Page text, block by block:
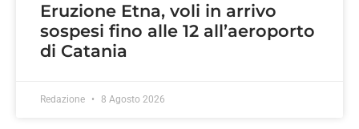
Eruzione Etna, voli in arrivo
sospesi fino alle 12 all’aeroporto
di Catania
Redazione 8 Agosto 2026